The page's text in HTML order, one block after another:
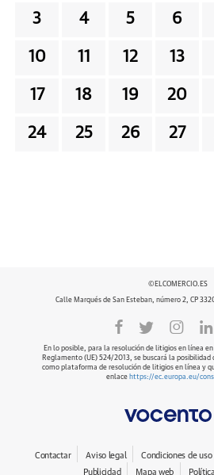
3 4 5 6
10 11 12 13
17 18 19 20
24 25 26 27
©ELCOMERCIO.ES
Calle Marqués de San Esteban, número 2, CP
En lo posible, para la resolución de litigios en línea
Reglamento (UE) 524/2013, se buscará la posibilidad
como plataforma de resolución de litigios en línea y
enlace https://ec.europa.eu/
Contactar Aviso legal Condiciones de uso
Publicidad
Mapa web